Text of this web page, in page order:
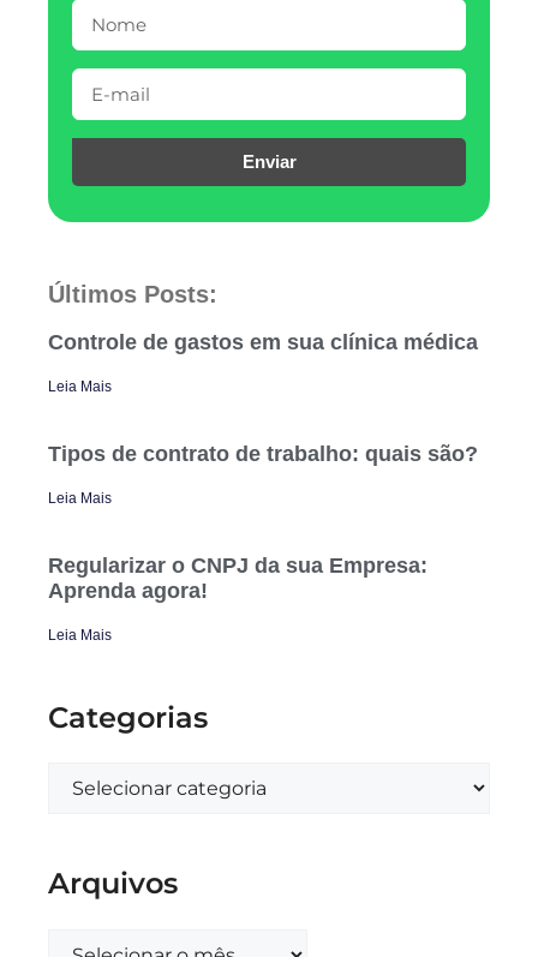
Enviar
Últimos Posts:
Controle de gastos em sua clínica médica
Leia Mais
Tipos de contrato de trabalho: quais são?
Leia Mais
Regularizar o CNPJ da sua Empresa:
Aprenda agora!
Leia Mais
Categorias
Arquivos